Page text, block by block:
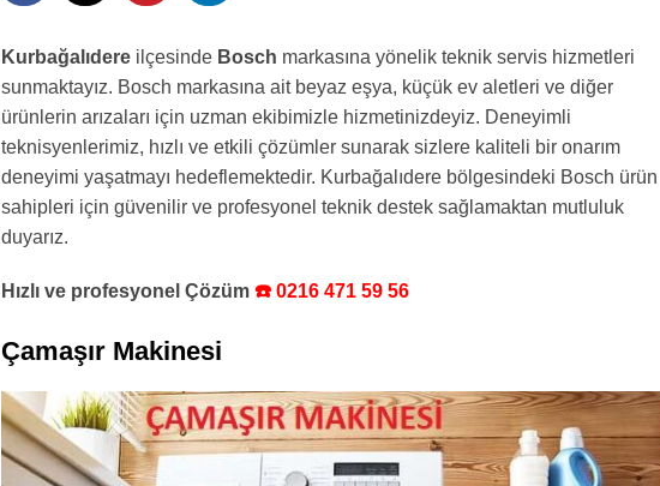
Kurbağalıdere ilçesinde Bosch markasına yönelik teknik servis hizmetleri
sunmaktayız. Bosch markasına ait beyaz eşya, küçük ev aletleri ve diğer
ürünlerin arızaları için uzman ekibimizle hizmetinizdeyiz. Deneyimli
teknisyenlerimiz, hızlı ve etkili çözümler sunarak sizlere kaliteli bir onarım
deneyimi yaşatmayı hedeflemektedir. Kurbağalıdere bölgesindeki Bosch ürün
sahipleri için güvenilir ve profesyonel teknik destek sağlamaktan mutluluk
duyarız.
Hızlı ve profesyonel Çözüm ☎️ 0216 471 59 56
Çamaşır Makinesi